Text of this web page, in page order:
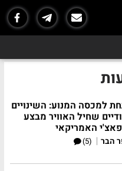
למכסה המנוע: השינויים
שחיל האוויר מבצע
האמריקאי
הבר |
(5)